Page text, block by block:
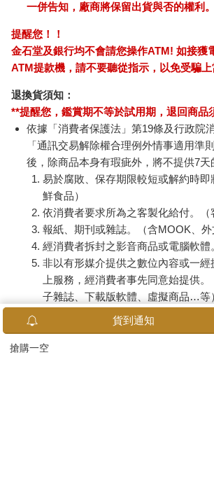
一併告知，廠商將保留出貨與否的權利。
提醒您！！
金石堂及銀行均不會請您操作ATM! 如接獲
ATM提款機，請不要聽從指示，以免受騙上
退換貨須知：
**提醒您，鑑賞期不等於試用期，退回商品
依據「消費者保護法」第19條及行政院
「通訊交易解除權合理例外情事適用準
後，除商品本身有瑕疵外，將不提供7天
易於腐敗、保存期限較短或解約時
鮮食品）
依消費者要求所為之客製化給付。（
報紙、期刊或雜誌。（含MOOK、外
經消費者拆封之影音商品或電腦軟體
非以有形媒介提供之數位內容或一
上服務，經消費者事先同意始提供
子雜誌、下載版軟體、虛擬商品…等
已拆封之個人衛生用品。（如：內衣
若非上列種類商品，均享有到貨7天的猶
貨到通知
搶購一空